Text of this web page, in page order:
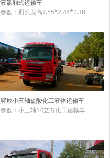
液氯厢式运输车
参数：厢长宽高9.55*2.48*2.38
解放小三轴盐酸化工液体运输车
参数：小三轴14立方化工运输车